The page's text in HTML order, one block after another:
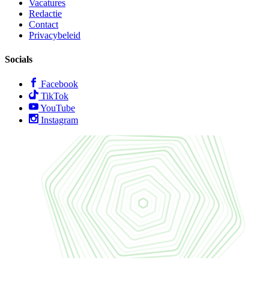
Vacatures
Redactie
Contact
Privacybeleid
Socials
Facebook
TikTok
YouTube
Instagram